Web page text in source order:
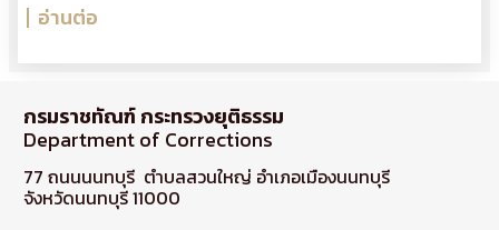
อ่านต่อ
กรมราชทัณฑ์ กระทรวงยุติธรรม
Department of Corrections
77 ถนนนนทบุรี ตำบลสวนใหญ่ อำเภอเมืองนนทบุรี
จังหวัดนนทบุรี 11000